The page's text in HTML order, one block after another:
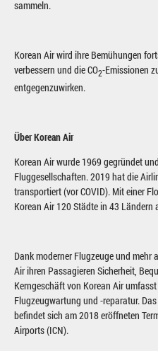
sammeln.
Korean Air wird ihre Bemühungen
verbessern und die CO2-Emissionen
entgegenzuwirken.
Über Korean Air
Korean Air wurde 1969 gegründet
Fluggesellschaften. 2019 hat die
transportiert (vor COVID). Mit einer
Korean Air 120 Städte in 43
Dank moderner Flugzeuge und
Air ihren Passagieren Sicherheit,
Kerngeschäft von Korean Air
Flugzeugwartung und -reparatur.
befindet sich am 2018 eröffneten
Airports (ICN).